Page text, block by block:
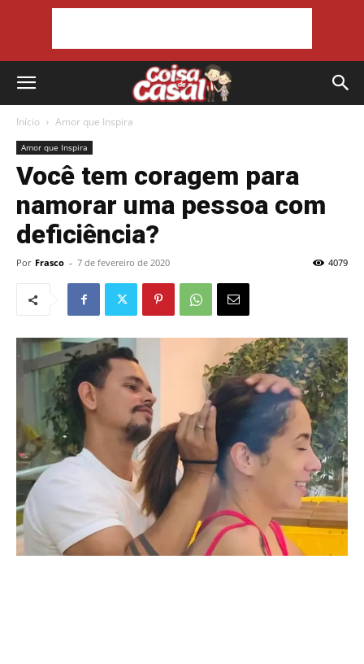
Início Amor que Inspira
Amor que Inspira
Você tem coragem para
namorar uma pessoa com
deficiência?
Por Frasco - 7 de fevereiro de 2020 4079